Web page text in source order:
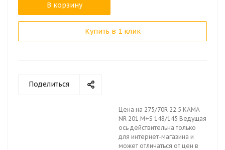
В корзину
Купить в 1 клик
Поделиться
Цена на 275/70R 22.5 KAMA
NR 201 M+S 148/145 Ведущая
ось действительна только
для интернет-магазина и
может отличаться от цен в